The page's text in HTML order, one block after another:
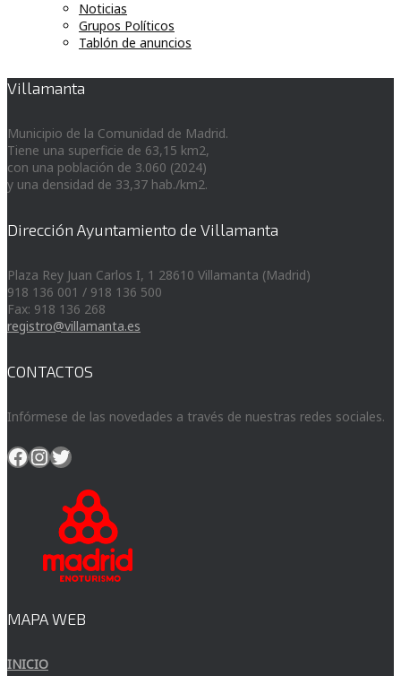
Noticias
Grupos Políticos
Tablón de anuncios
Villamanta
Municipio de la Comunidad de Madrid.
Tiene una superficie de 63,15 km2,
con una población de 3.060 (2024)
y una densidad de 33,37 hab./km2.
Dirección Ayuntamiento de Villamanta
Plaza Rey Juan Carlos I, 1 28610 Villamanta (Madrid)
918 136 001 / 918 136 500
Fax: 918 136 268
registro@villamanta.es
CONTACTOS
Infórmese de las novedades a través de nuestras redes sociales.
Facebook
Instagram
Twitter
MAPA WEB
INICIO